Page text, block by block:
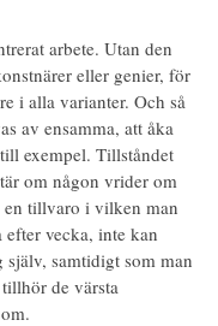
arbete. Utan den
eller genier, för
i alla varianter. Och så
av ensamma, att åka
exempel. Tillståndet
om någon vrider om
en tillvaro i vilken man
vecka, inte kan
samtidigt som man
de värsta